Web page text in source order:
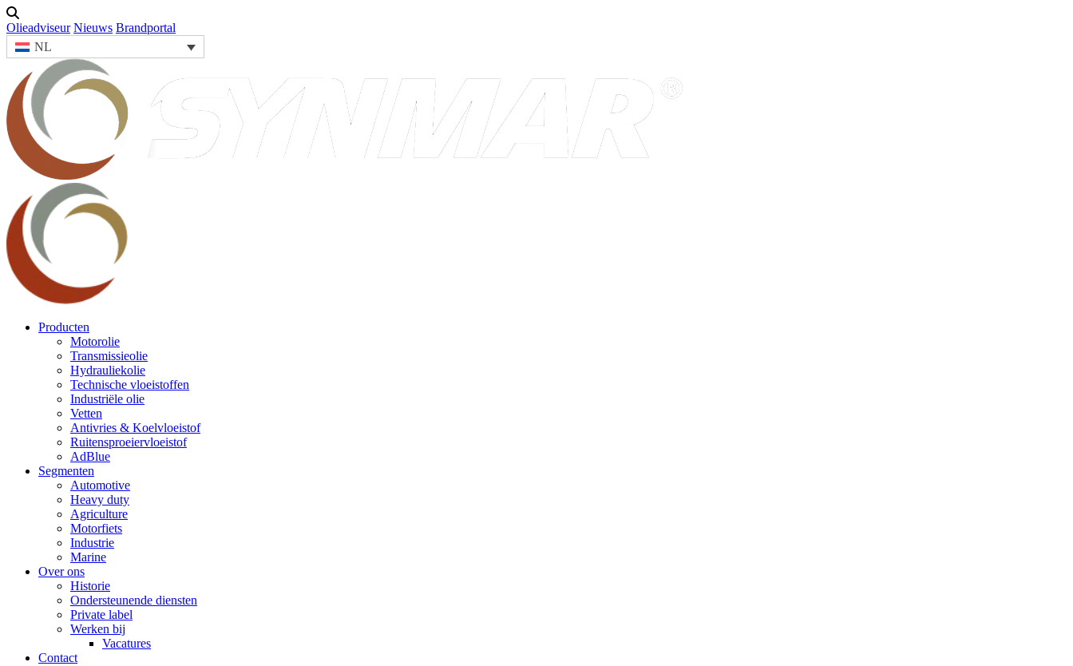
Olieadviseur Nieuws Brandportal
NL
Producten
Motorolie
Transmissieolie
Hydrauliekolie
Technische vloeistoffen
Industriële olie
Vetten
Antivries & Koelvloeistof
Ruitensproeiervloeistof
AdBlue
Segmenten
Automotive
Heavy duty
Agriculture
Motorfiets
Industrie
Marine
Over ons
Historie
Ondersteunende diensten
Private label
Werken bij
Vacatures
Contact